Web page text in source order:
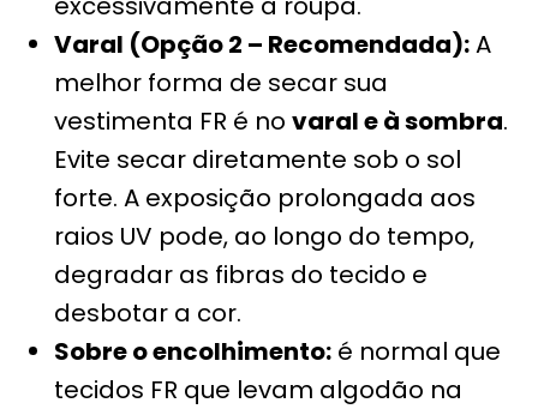
Varal (Opção 2 – Recomendada):A
melhor forma de secar sua
vestimenta FR é no varal e à sombra.
Evite secar diretamente sob o sol
forte. A exposição prolongada aos
raios UV pode, ao longo do tempo,
degradar as fibras do tecido e
desbotar a cor.
Sobre o encolhimento: é normal que
tecidos FR que levam algodão na